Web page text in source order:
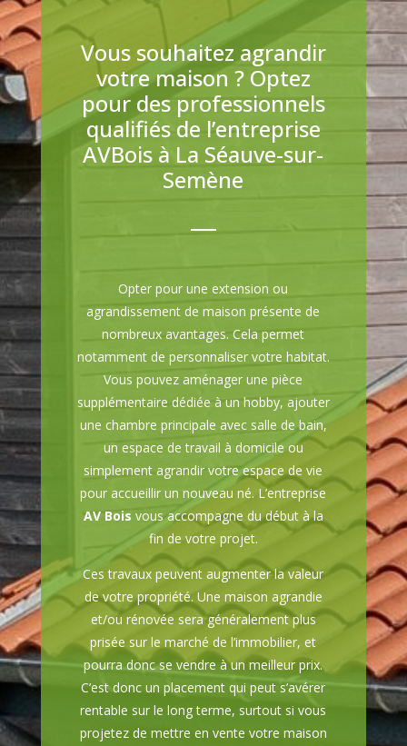
Vous souhaitez agrandir
votre maison ? Optez
pour des professionnels
qualifiés de l’entreprise
AVBois à La Séauve-sur-
Semène
Opter pour une extension ou
agrandissement de maison présente de
nombreux avantages. Cela permet
notamment de personnaliser votre habitat.
Vous pouvez aménager une pièce
supplémentaire dédiée à un hobby, ajouter
une chambre principale avec salle de bain,
un espace de travail à domicile ou
simplement agrandir votre espace de vie
pour accueillir un nouveau né. L’entreprise
AV Bois vous accompagne du début à la
fin de votre projet.
Ces travaux peuvent augmenter la valeur
de votre propriété. Une maison agrandie
et/ou rénovée sera généralement plus
prisée sur le marché de l’immobilier, et
pourra donc se vendre à un meilleur prix.
C’est donc un placement qui peut s’avérer
rentable sur le long terme, surtout si vous
projetez de mettre en vente votre maison